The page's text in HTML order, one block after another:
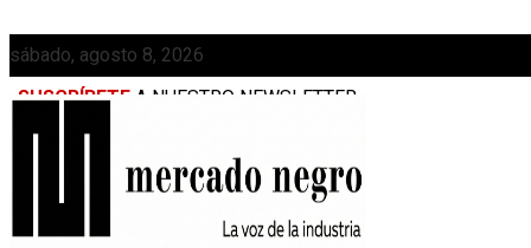
sábado, agosto 8, 2026
SUSCRÍBETE A NUESTRO NEWSLETTER
MEDIAKIT